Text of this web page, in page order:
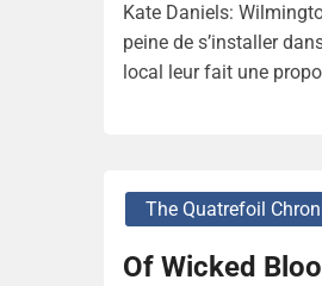
Kate Daniels:
peine de s’installer
local leur fait une
The Quatrefoil
Of Wicked